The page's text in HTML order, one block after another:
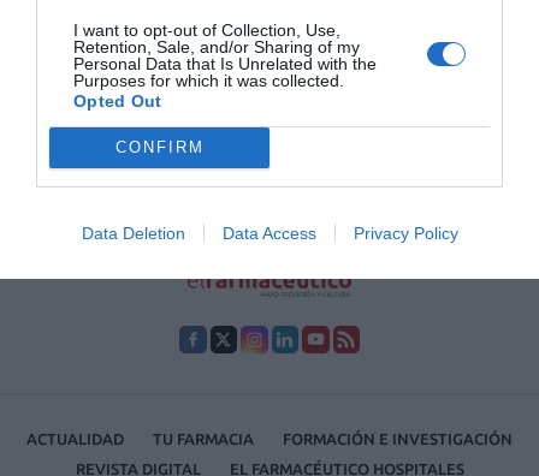
I want to opt-out of Collection, Use,
Retention, Sale, and/or Sharing of my
Personal Data that Is Unrelated with the
Purposes for which it was collected.
Opted Out
CONFIRM
Data Deletion Data Access Privacy Policy
1 2 3 4
Lo más leído
No se han encontrado artículos
ACTUALIDAD TU FARMACIA
FORMACIÓN E INVESTIGACIÓN
REVISTA DIGITAL
EL FARMACÉUTICO HOSPITALES